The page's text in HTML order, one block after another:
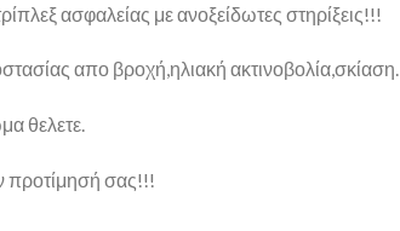
ασφαλείας με ανοξείδωτες στηρίξεις!!!
απο βροχή,ηλιακή ακτινοβολία,σκίαση.
θελετε.
προτίμησή σας!!!